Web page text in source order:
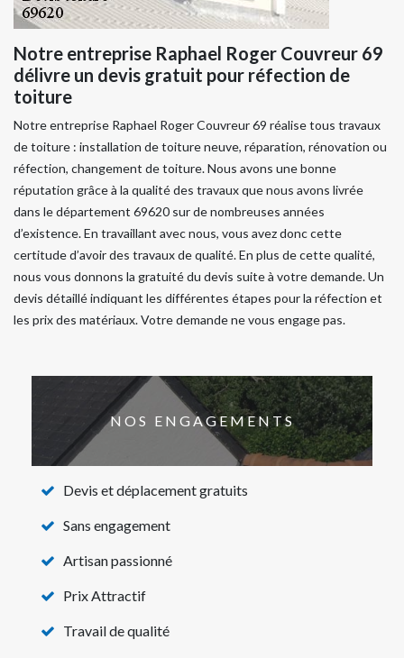
Notre entreprise Raphael Roger Couvreur 69
délivre un devis gratuit pour réfection de
toiture
Notre entreprise Raphael Roger Couvreur 69 réalise tous travaux
de toiture : installation de toiture neuve, réparation, rénovation ou
réfection, changement de toiture. Nous avons une bonne
réputation grâce à la qualité des travaux que nous avons livrée
dans le département 69620 sur de nombreuses années
d’existence. En travaillant avec nous, vous avez donc cette
certitude d’avoir des travaux de qualité. En plus de cette qualité,
nous vous donnons la gratuité du devis suite à votre demande. Un
devis détaillé indiquant les différentes étapes pour la réfection et
les prix des matériaux. Votre demande ne vous engage pas.
NOS ENGAGEMENTS
Devis et déplacement gratuits
Sans engagement
Artisan passionné
Prix Attractif
Travail de qualité